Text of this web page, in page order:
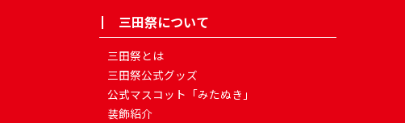
三田祭について
三田祭とは
三田祭公式グッズ
公式マスコット「みたぬき」
装飾紹介